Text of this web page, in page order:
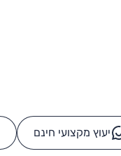
יעוץ מקצועי חינם -